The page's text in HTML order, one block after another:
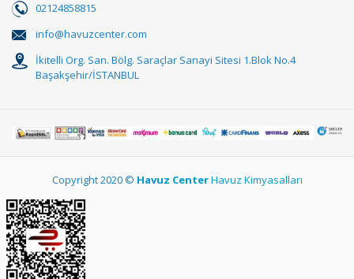
02124858815
info@havuzcenter.com
İkitelli Org. San. Bölg. Saraçlar Sanayi Sitesi 1.Blok No.4
Başakşehir/İSTANBUL
Copyright 2020 © Havuz CenterHavuz Kimyasalları